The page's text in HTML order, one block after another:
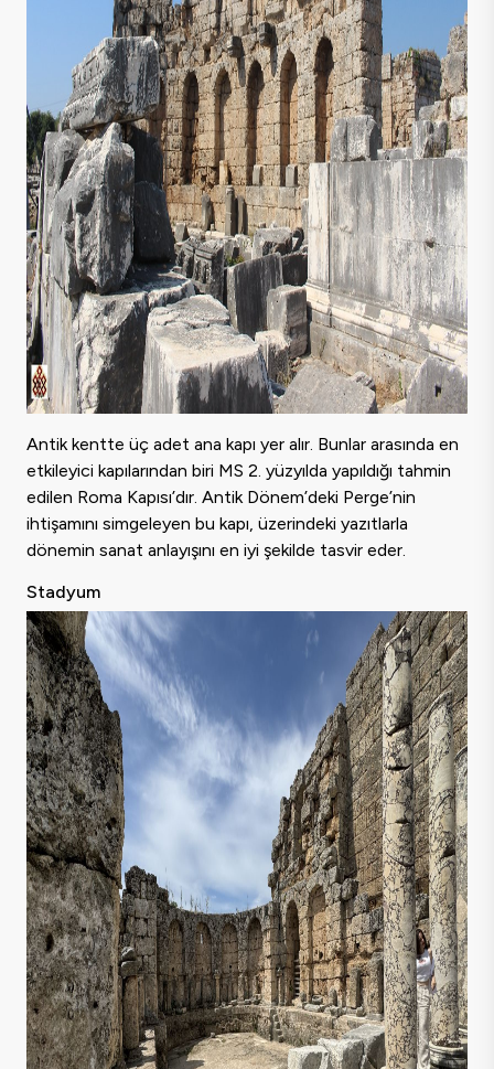
Antik kentte üç adet ana kapı yer alır. Bunlar arasında en
etkileyici kapılarından biri MS 2. yüzyılda yapıldığı tahmin
edilen Roma Kapısı’dır. Antik Dönem’deki Perge’nin
ihtişamını simgeleyen bu kapı, üzerindeki yazıtlarla
dönemin sanat anlayışını en iyi şekilde tasvir eder.
Stadyum